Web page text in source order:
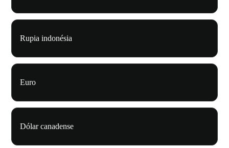
Rupia indonésia
Euro
Dólar canadense